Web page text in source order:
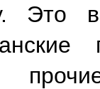
Это